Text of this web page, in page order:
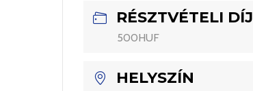
RÉSZTVÉTELI DÍJ
500HUF
HELYSZÍN